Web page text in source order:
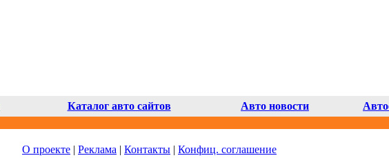
Каталог авто сайтов Авто новости
О проекте | Реклама | Контакты | Конфиц. соглашение